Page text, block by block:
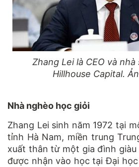
Zhang Lei là CEO và nhà
Hillhouse Capital.
Nhà nghèo học giỏi
Zhang Lei sinh năm 1972 tại
tỉnh Hà Nam, miền trung
xuất thân từ một gia đình giàu
được nhận vào học tại Đại